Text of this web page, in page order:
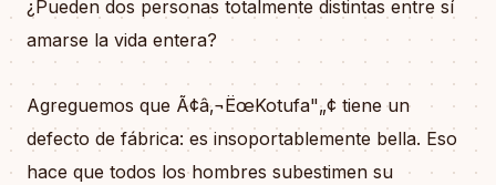
¿Pueden dos personas totalmente distintas entre sí
amarse la vida entera?
Agreguemos que Ã¢â‚¬ËœKotufa"„¢ tiene un
defecto de fábrica: es insoportablemente bella. Eso
hace que todos los hombres subestimen su